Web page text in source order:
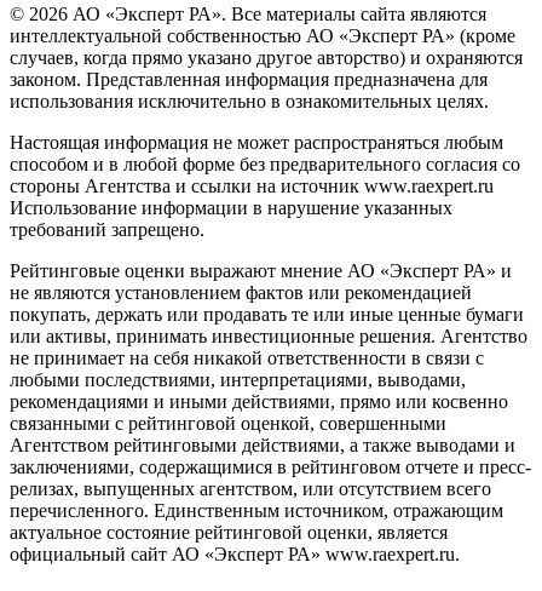
© 2026 АО «Эксперт РА». Все материалы сайта являются
интеллектуальной собственностью АО «Эксперт РА» (кроме
случаев, когда прямо указано другое авторство) и охраняются
законом. Представленная информация предназначена для
использования исключительно в ознакомительных целях.
Настоящая информация не может распространяться любым
способом и в любой форме без предварительного согласия со
стороны Агентства и ссылки на источник www.raexpert.ru
Использование информации в нарушение указанных
требований запрещено.
Рейтинговые оценки выражают мнение АО «Эксперт РА» и
не являются установлением фактов или рекомендацией
покупать, держать или продавать те или иные ценные бумаги
или активы, принимать инвестиционные решения. Агентство
не принимает на себя никакой ответственности в связи с
любыми последствиями, интерпретациями, выводами,
рекомендациями и иными действиями, прямо или косвенно
связанными с рейтинговой оценкой, совершенными
Агентством рейтинговыми действиями, а также выводами и
заключениями, содержащимися в рейтинговом отчете и пресс-
релизах, выпущенных агентством, или отсутствием всего
перечисленного. Единственным источником, отражающим
актуальное состояние рейтинговой оценки, является
официальный сайт АО «Эксперт РА» www.raexpert.ru.